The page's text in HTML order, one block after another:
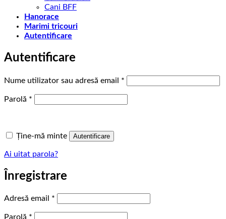
Cani BFF
Hanorace
Marimi tricouri
Autentificare
Autentificare
Nume utilizator sau adresă email *
Parolă *
Ține-mă minte Autentificare
Ai uitat parola?
Înregistrare
Adresă email *
Parolă *